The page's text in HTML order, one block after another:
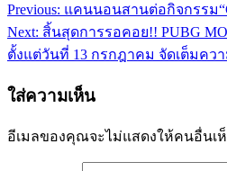
แนะแนว
เรื่อง
Previous: แคนนอนสานต่อกิจกรรม
Next: สิ้นสุดการรอคอย!! PUBG
ตั้งแต่วันที่ 13 กรกฎาคม จัดเต็มคว
ใส่ความเห็น
อีเมลของคุณจะไม่แสดงให้คนอื่นเ